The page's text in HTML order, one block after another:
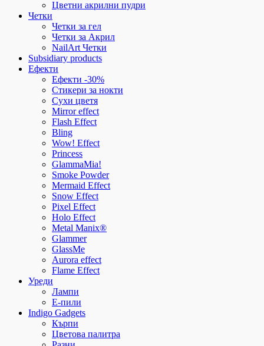
Цветни акрилни пудри
Четки
Четки за гел
Четки за Акрил
NailArt Четки
Subsidiary products
Ефекти
Ефекти -30%
Стикери за нокти
Сухи цветя
Mirror effect
Flash Effect
Bling
Wow! Effect
Princess
GlammaMia!
Smoke Powder
Mermaid Effect
Snow Effect
Pixel Effect
Holo Effect
Metal Manix®
Glammer
GlassMe
Aurora effect
Flame Effect
Уреди
Лампи
E-пили
Indigo Gadgets
Кърпи
Цветова палитра